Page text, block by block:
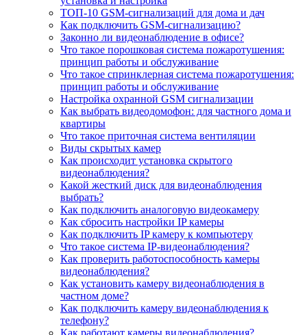
ТОП-10 GSM-сигнализаций для дома и дач
Как подключить GSM-сигнализацию?
Законно ли видеонаблюдение в офисе?
Что такое порошковая система пожаротушения:
принцип работы и обслуживание
Что такое спринклерная система пожаротушения:
принцип работы и обслуживание
Настройка охранной GSM сигнализации
Как выбрать видеодомофон: для частного дома и
квартиры
Что такое приточная система вентиляции
Виды скрытых камер
Как происходит установка скрытого
видеонаблюдения?
Какой жесткий диск для видеонаблюдения
выбрать?
Как подключить аналоговую видеокамеру
Как сбросить настройки IP камеры
Как подключить IP камеру к компьютеру
Что такое система IP-видеонаблюдения?
Как проверить работоспособность камеры
видеонаблюдения?
Как установить камеру видеонаблюдения в
частном доме?
Как подключить камеру видеонаблюдения к
телефону?
Как работают камеры видеонаблюдения?